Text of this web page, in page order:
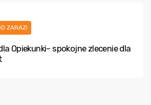
ZARAZ!
Opiekunki– spokojne zlecenie dla